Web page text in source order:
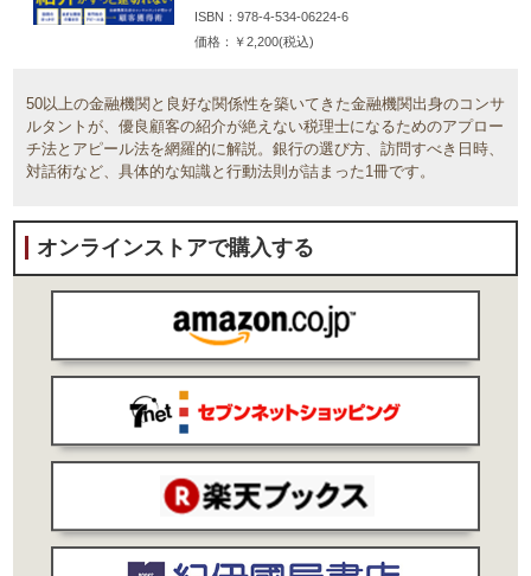
ISBN
978-4-534-06224-6
価格
￥2,200(税込)
50以上の金融機関と良好な関係性を築いてきた金融機関出身のコンサ
ルタントが、優良顧客の紹介が絶えない税理士になるためのアプロー
チ法とアピール法を網羅的に解説。銀行の選び方、訪問すべき日時、
対話術など、具体的な知識と行動法則が詰まった1冊です。
オンラインストアで購入する